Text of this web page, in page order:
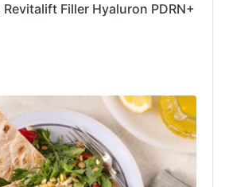
Revitalift Filler Hyaluron PDRN+